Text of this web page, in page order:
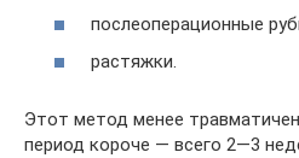
послеоперационные
растяжки.
Этот метод менее
период короче — всего 2—3